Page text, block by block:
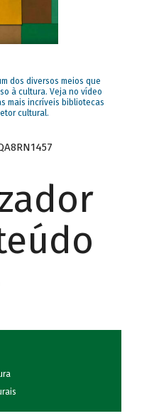
dos diversos meios que
à cultura. Veja no vídeo
mais incríveis bibliotecas
cultural.